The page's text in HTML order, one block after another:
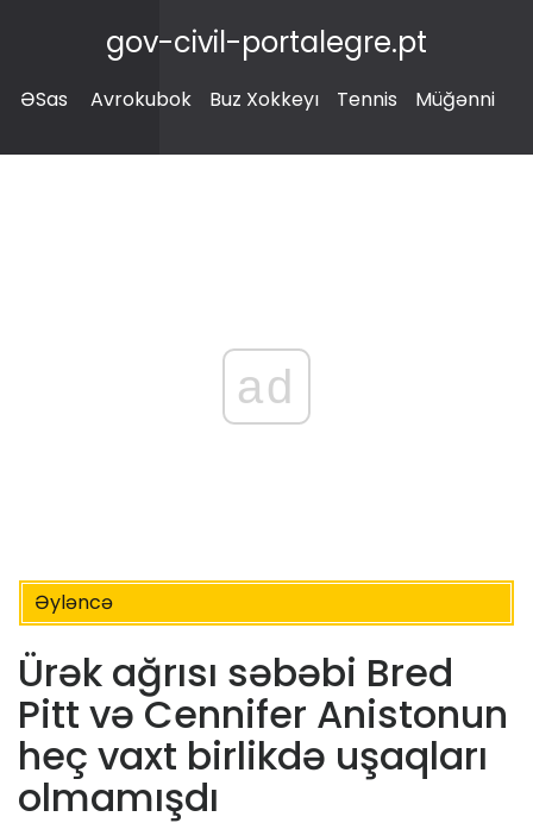
gov-civil-portalegre.pt
ƏSas Avrokubok Buz Xokkeyı Tennis Müğənni
ad
Əyləncə
Ürək ağrısı səbəbi Bred
Pitt və Cennifer Anistonun
heç vaxt birlikdə uşaqları
olmamışdı